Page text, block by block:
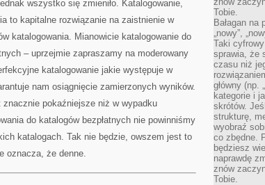
wszystko się zmieniło. Katalogowanie,
to kapitalne rozwiązanie na zaistnienie w
katalogowania. Mianowicie katalogowanie do
– uprzejmie zapraszamy na moderowany
katalogowanie jakie występuje w
nam osiągnięcie zamierzonych wyników.
pokaźniejsze niż w wypadku
do katalogów bezpłatnych nie powinniśmy
katalogach. Tak nie będzie, owszem jest to
oznacza, że denne.
Tobie.
Bałagan
„nowy”,
Taki
sprawia, że
czasu niż
główny (np.
kategorie i
skrótów.
strukturę,
wyobraź
co zbędne.
będziesz
naprawdę
znów
Tobie.